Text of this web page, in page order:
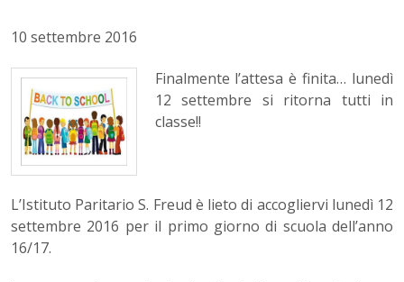
10 settembre 2016
Finalmente l’attesa è finita… lunedì
12 settembre si ritorna tutti in
classe!!
L’Istituto Paritario S. Freud è lieto di accogliervi lunedì 12
settembre 2016 per il primo giorno di scuola dell’anno
16/17.